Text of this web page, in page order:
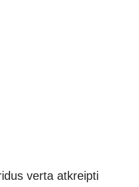
verta atkreipti